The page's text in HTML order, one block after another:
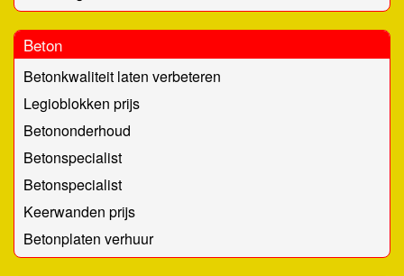
Beton
Betonkwaliteit laten verbeteren
Legioblokken prijs
Betononderhoud
Betonspecialist
Betonspecialist
Keerwanden prijs
Betonplaten verhuur